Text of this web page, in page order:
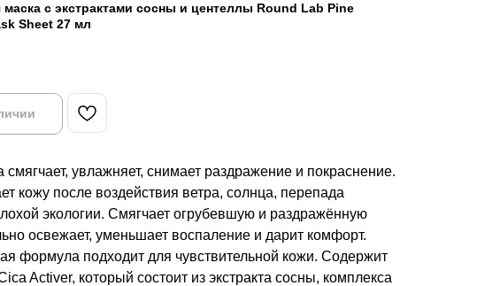
с экстрактами сосны и центеллы Round Lab Pine
Sheet 27 мл
смягчает, увлажняет, снимает раздражение и покраснение.
кожу после воздействия ветра, солнца, перепада
экологии. Смягчает огрубевшую и раздражённую
освежает, уменьшает воспаление и дарит комфорт.
формула подходит для чувствительной кожи. Содержит
Activer, который состоит из экстракта сосны, комплекса